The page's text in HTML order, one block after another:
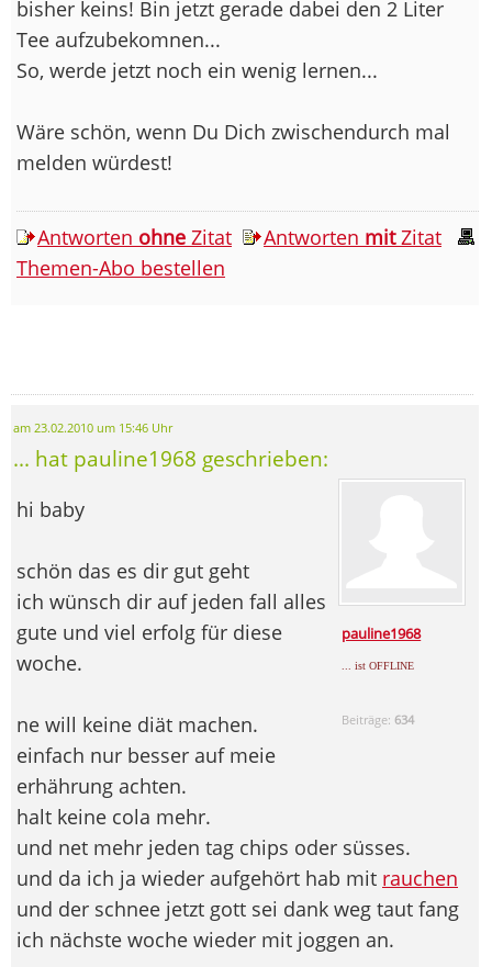
bisher keins! Bin jetzt gerade dabei den 2 Liter
Tee aufzubekomnen...
So, werde jetzt noch ein wenig lernen...
Wäre schön, wenn Du Dich zwischendurch mal
melden würdest!
Antworten ohne Zitat Antworten mitZitat
Themen-Abo bestellen
am 23.02.2010 um 15:46 Uhr
... hat pauline1968 geschrieben:
pauline1968
... ist OFFLINE
Beiträge: 634
hi baby
schön das es dir gut geht
ich wünsch dir auf jeden fall alles
gute und viel erfolg für diese
woche.
ne will keine diät machen.
einfach nur besser auf meie
erhährung achten.
halt keine cola mehr.
und net mehr jeden tag chips oder süsses.
und da ich ja wieder aufgehört hab mit rauchen
und der schnee jetzt gott sei dank weg taut fang
ich nächste woche wieder mit joggen an.